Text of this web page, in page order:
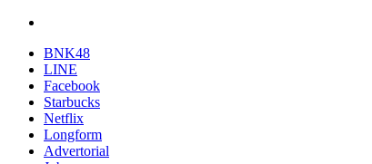
BNK48
LINE
Facebook
Starbucks
Netflix
Longform
Advertorial